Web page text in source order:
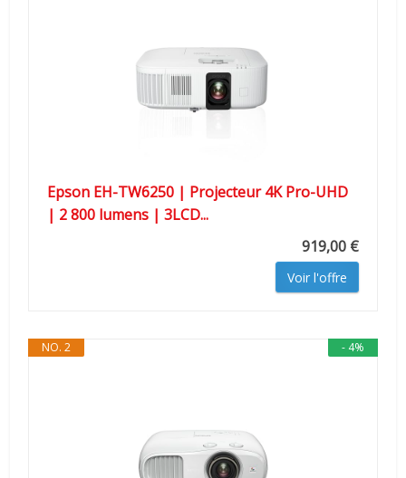
Epson EH-TW6250 | Projecteur 4K Pro-UHD
| 2 800 lumens | 3LCD...
919,00 €
Voir l'offre
- 4%
NO. 2